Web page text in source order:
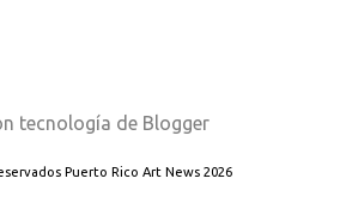
tecnología de Blogger
Puerto Rico Art News 2026